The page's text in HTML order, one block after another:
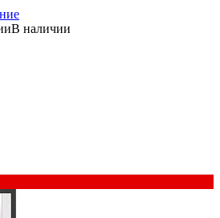
В наличии